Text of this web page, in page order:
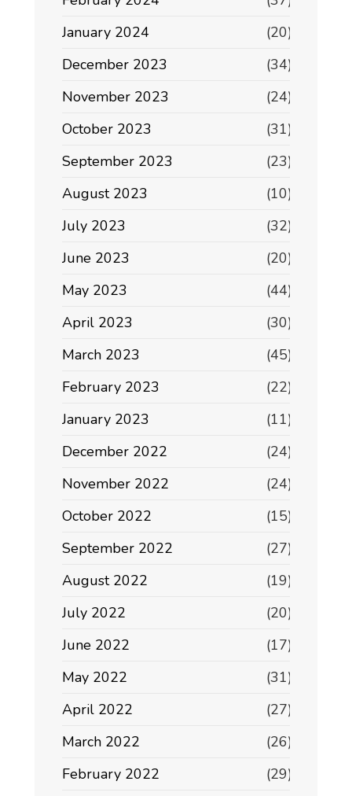
January 2024
(20)
December 2023
(34)
November 2023
(24)
October 2023
(31)
September 2023
(23)
August 2023
(10)
July 2023
(32)
June 2023
(20)
May 2023
(44)
April 2023
(30)
March 2023
(45)
February 2023
(22)
January 2023
(11)
December 2022
(24)
November 2022
(24)
October 2022
(15)
September 2022
(27)
August 2022
(19)
July 2022
(20)
June 2022
(17)
May 2022
(31)
April 2022
(27)
March 2022
(26)
February 2022
(29)